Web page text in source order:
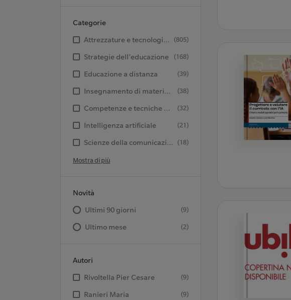
Categorie
Attrezzature e tecnologie didattiche
(805)
Strategie dell'educazione (168)
Educazione a distanza (39)
Insegnamento di materie specifiche (38)
Competenze e tecniche di insegnamento (32)
Intelligenza artificiale (21)
Scienze della comunicazione (18)
Mostra di più
Novità
Ultimi 90 giorni
(9)
Ultimo mese (2)
Autori
Rivoltella Pier Cesare
(9)
Ranieri Maria (9)